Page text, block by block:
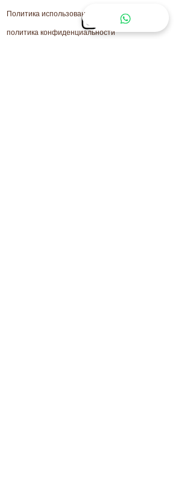
политика конфиденциальности
Политика использования файлов cookie